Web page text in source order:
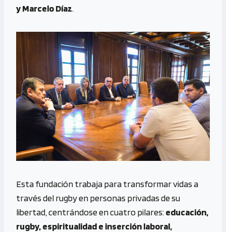
y Marcelo Díaz.
Esta fundación trabaja para transformar vidas a
través del rugby en personas privadas de su
libertad, centrándose en cuatro pilares:educación,
rugby, espiritualidad e inserción laboral,